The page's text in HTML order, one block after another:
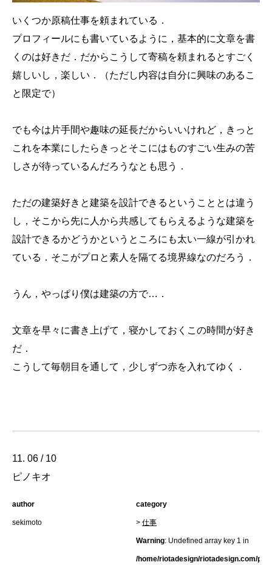
いくつか原稿仕事を頼まれている．
プロフィールにも書いているように，基本的に文章を書
くのは好きだ．だからこうして寄稿を頼まれるとすごく
嬉しいし，楽しい．（ただし内容は自分に興味のあるこ
と限定で）
でも今は片手間や趣味の延長だからいいけれど，きっと
これを本業にしたらきっとそこにはものすごい生みの苦
しさが待っているんだろうなとも思う．
ただの建築好きと建築を設計できるということとは違う
し，そこから先に人から共感してもらえるような建築を
設計できるかどうかというところにも太い一線が引かれ
ている．そこがプロと素人を隔てる境界線なのだろう．
うん，やっぱり僕は建築の方で…．
文章を早々に書き上げて，寝かしておくこの時間が好き
だ．
こうして毎朝目を通して，少しずつ赤を入れてゆく．
11. 06 / 10
ピノキオ
author
sekimoto
category
> 仕事
Warning: Undefined array key 1 in
/home/riotadesign/riotadesign.com/